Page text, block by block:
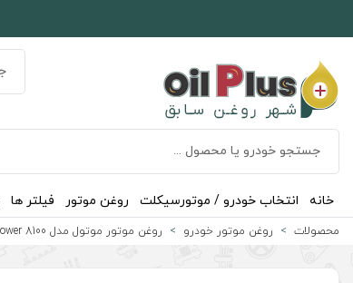
خانه انتخاب خودرو / موتورسیکلت روغن موتور فیلتر ها
محصولات روغن موتور خودرو روغن موتور موتول مدل 8100 X-Power حجم 5 لیتر (10W-60)